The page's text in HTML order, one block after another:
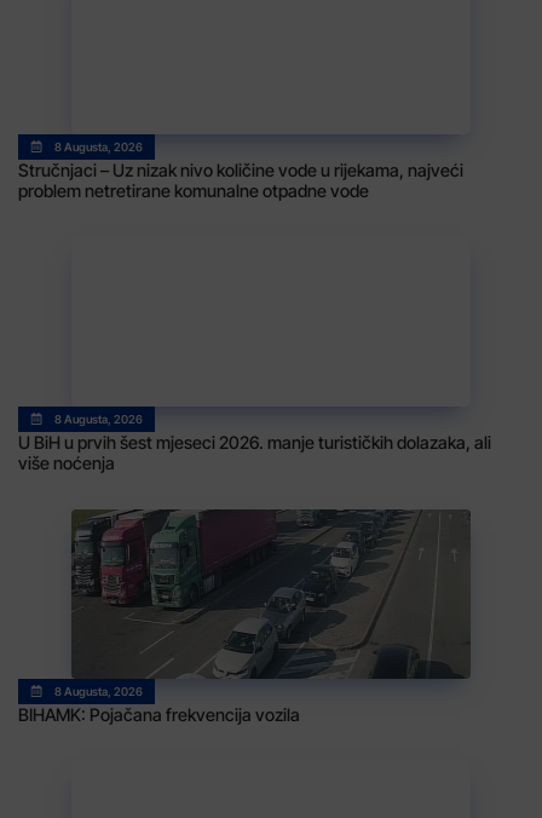
8 Augusta, 2026
Stručnjaci – Uz nizak nivo količine vode u rijekama, najveći
problem netretirane komunalne otpadne vode
8 Augusta, 2026
U BiH u prvih šest mjeseci 2026. manje turističkih dolazaka, ali
više noćenja
8 Augusta, 2026
BIHAMK: Pojačana frekvencija vozila